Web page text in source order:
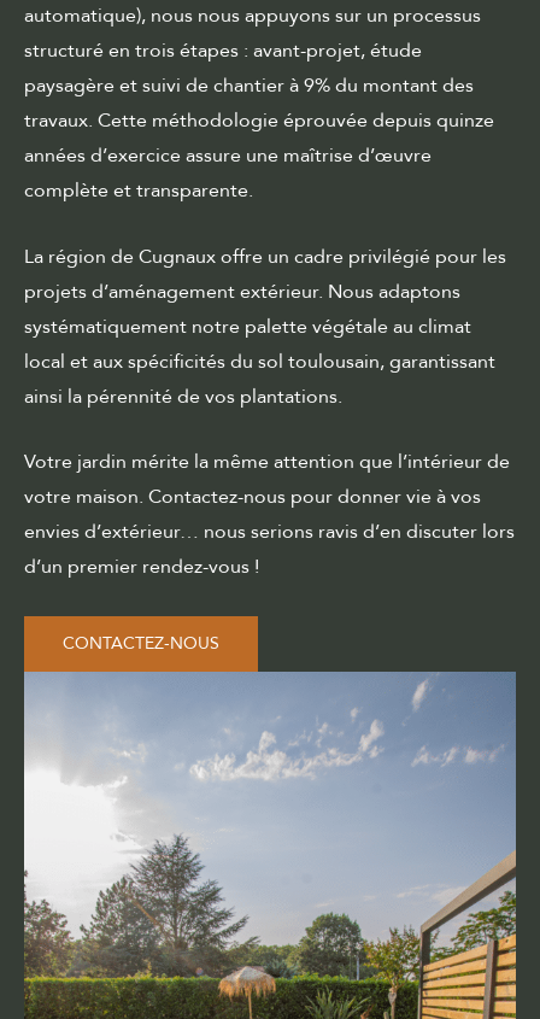
automatique), nous nous appuyons sur un processus
structuré en trois étapes : avant-projet, étude
paysagère et suivi de chantier à 9% du montant des
travaux. Cette méthodologie éprouvée depuis quinze
années d’exercice assure une maîtrise d’œuvre
complète et transparente.
La région de Cugnaux offre un cadre privilégié pour les
projets d’aménagement extérieur. Nous adaptons
systématiquement notre palette végétale au climat
local et aux spécificités du sol toulousain, garantissant
ainsi la pérennité de vos plantations.
Votre jardin mérite la même attention que l’intérieur de
votre maison. Contactez-nous pour donner vie à vos
envies d’extérieur… nous serions ravis d’en discuter lors
d’un premier rendez-vous !
CONTACTEZ-NOUS